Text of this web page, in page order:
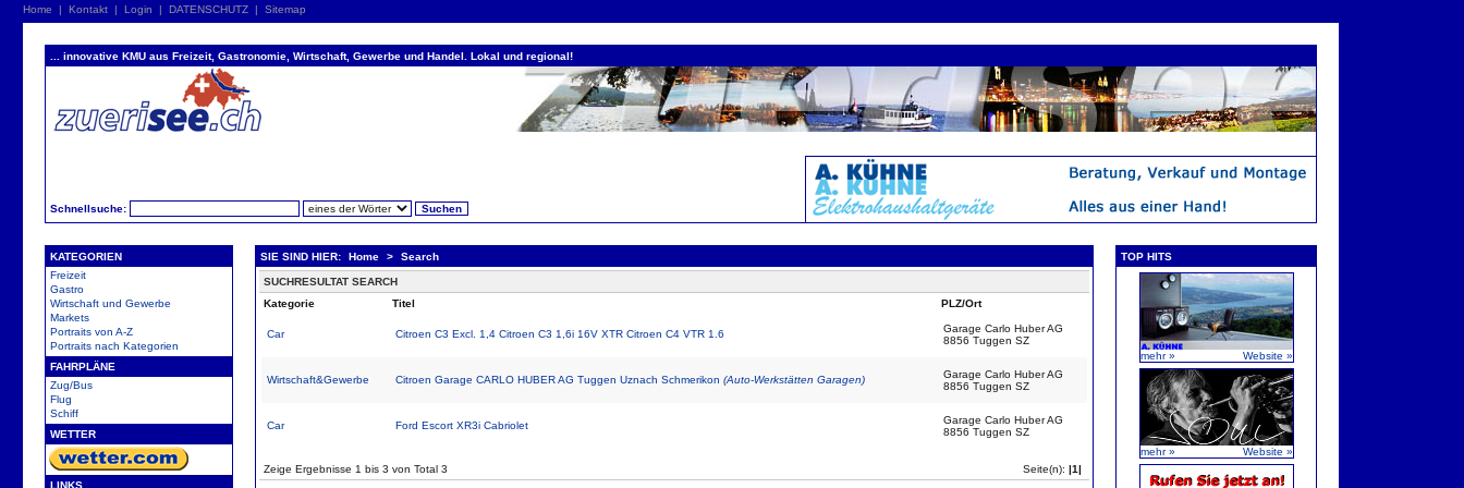
Home | Kontakt | Login | DATENSCHUTZ | Sitemap
... innovative KMU aus Freizeit, Gastronomie, Wirtschaft, Gewerbe und Handel. Lokal und regional!
Schnellsuche:
KATEGORIEN
Freizeit
Gastro
Wirtschaft und Gewerbe
Markets
Portraits von A-Z
Portraits nach Kategorien
FAHRPLÄNE
Zug/Bus
Flug
Schiff
WETTER
LINKS
SIE SIND HIER: Home > Search
SUCHRESULTAT SEARCH
Kategorie
Titel PLZ/Ort
Car Citroen C3 Excl. 1,4 Citroen C3 1,6i 16V XTR Citroen C4 VTR 1.6
Garage Carlo Huber AG
8856 Tuggen SZ
Wirtschaft&Gewerbe Citroen Garage CARLO HUBER AG Tuggen Uznach Schmerikon (Auto-Werkstätten Garagen)
Garage Carlo Huber AG
8856 Tuggen SZ
Car Ford Escort XR3i Cabriolet
Garage Carlo Huber AG
8856 Tuggen SZ
Zeige Ergebnisse 1 bis 3 von Total 3 Seite(n): |1|
TOP HITS
mehr » Website »
mehr » Website »